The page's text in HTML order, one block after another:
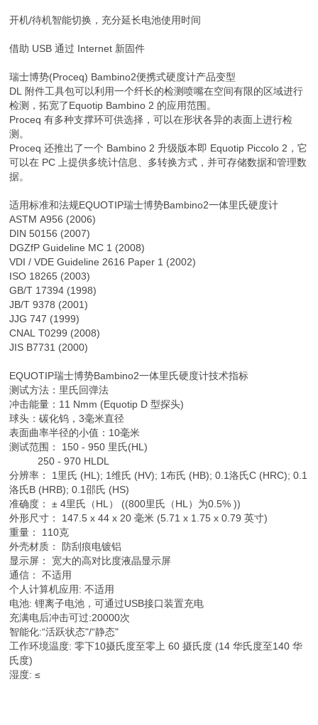
开机/待机智能切换，充分延长电池使用时间
借助 USB 通过 Internet 新固件
瑞士博势(Proceq) Bambino2便携式硬度计产品变型
DL 附件工具包可以利用一个纤长的检测喷嘴在空间有限的区域进行
检测，拓宽了Equotip Bambino 2 的应用范围。
Proceq 有多种支撑环可供选择，可以在形状各异的表面上进行检
测。
Proceq 还推出了一个 Bambino 2 升级版本即 Equotip Piccolo 2，它
可以在 PC 上提供多统计信息、多转换方式，并可存储数据和管理数
据。
适用标准和法规EQUOTIP瑞士博势Bambino2一体里氏硬度计
ASTM A956 (2006)
DIN 50156 (2007)
DGZfP Guideline MC 1 (2008)
VDI / VDE Guideline 2616 Paper 1 (2002)
ISO 18265 (2003)
GB/T 17394 (1998)
JB/T 9378 (2001)
JJG 747 (1999)
CNAL T0299 (2008)
JIS B7731 (2000)
EQUOTIP瑞士博势Bambino2一体里氏硬度计技术指标
测试方法：里氏回弹法
冲击能量：11 Nmm (Equotip D 型探头)
球头：碳化钨，3毫米直径
表面曲率半径的小值：10毫米
测试范围： 150 - 950 里氏(HL)
250 - 970 HLDL
分辨率： 1里氏 (HL); 1维氏 (HV); 1布氏 (HB); 0.1洛氏C (HRC); 0.1
洛氏B (HRB); 0.1邵氏 (HS)
准确度： ± 4里氏（HL） ((800里氏（HL）为0.5% ))
外形尺寸： 147.5 x 44 x 20 毫米 (5.71 x 1.75 x 0.79 英寸)
重量： 110克
外壳材质： 防刮痕电镀铝
显示屏： 宽大的高对比度液晶显示屏
通信： 不适用
个人计算机应用: 不适用
电池: 锂离子电池，可通过USB接口装置充电
充满电后冲击可过:20000次
智能化:“活跃状态"/“静态"
工作环境温度: 零下10摄氏度至零上 60 摄氏度 (14 华氏度至140 华
氏度)
湿度: ≤